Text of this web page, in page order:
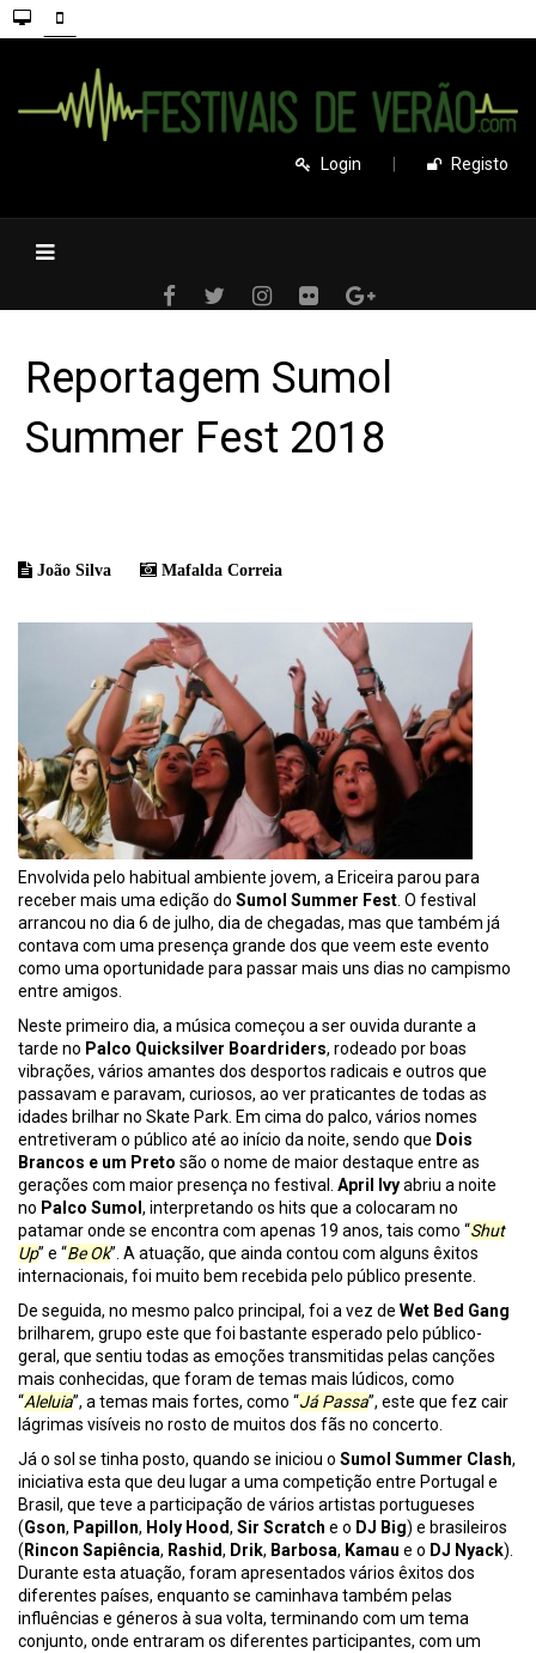
Login Registo
Reportagem Sumol
Summer Fest 2018
João Silva Mafalda Correia
Envolvida pelo habitual ambiente jovem, a Ericeira parou para
receber mais uma edição do Sumol Summer Fest. O festival
arrancou no dia 6 de julho, dia de chegadas, mas que também já
contava com uma presença grande dos que veem este evento
como uma oportunidade para passar mais uns dias no campismo
entre amigos.
Neste primeiro dia, a música começou a ser ouvida durante a
tarde no Palco Quicksilver Boardriders, rodeado por boas
vibrações, vários amantes dos desportos radicais e outros que
passavam e paravam, curiosos, ao ver praticantes de todas as
idades brilhar no Skate Park. Em cima do palco, vários nomes
entretiveram o público até ao início da noite, sendo que Dois
Brancos e um Preto são o nome de maior destaque entre as
gerações com maior presença no festival. April Ivyabriu a noite
no Palco Sumol , interpretando os hits que a colocaram no
patamar onde se encontra com apenas 19 anos, tais como “Shut
Up” e “Be Ok”. A atuação, que ainda contou com alguns êxitos
internacionais, foi muito bem recebida pelo público presente.
De seguida, no mesmo palco principal, foi a vez de Wet Bed Gang
brilharem, grupo este que foi bastante esperado pelo público-
geral, que sentiu todas as emoções transmitidas pelas canções
mais conhecidas, que foram de temas mais lúdicos, como
“Aleluia”, a temas mais fortes, como “Já Passa”, este que fez cair
lágrimas visíveis no rosto de muitos dos fãs no concerto.
Já o sol se tinha posto, quando se iniciou o Sumol Summer Clash,
iniciativa esta que deu lugar a uma competição entre Portugal e
Brasil, que teve a participação de vários artistas portugueses
(Gson, Papillon, Holy Hood, Sir Scratch e o DJ Big) e brasileiros
( Rincon Sapiência, Rashid, Drik, Barbosa, Kamau e o DJ Nyack).
Durante esta atuação, foram apresentados vários êxitos dos
diferentes países, enquanto se caminhava também pelas
influências e géneros à sua volta, terminando com um tema
conjunto, onde entraram os diferentes participantes, com um